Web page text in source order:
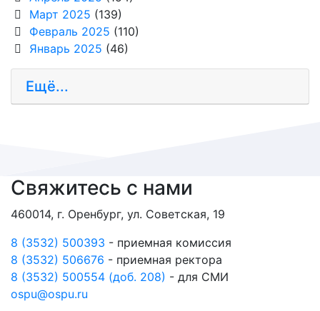
Март 2025 (139)
Февраль 2025 (110)
Январь 2025 (46)
Ещё...
Свяжитесь с нами
460014, г. Оренбург, ул. Советская, 19
8 (3532) 500393 - приемная комиссия
8 (3532) 506676 - приемная ректора
8 (3532) 500554 (доб. 208) - для СМИ
ospu@ospu.ru